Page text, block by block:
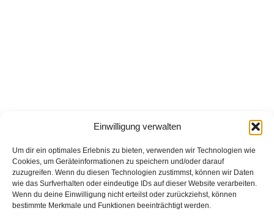
Einwilligung verwalten
Um dir ein optimales Erlebnis zu bieten, verwenden wir Technologien wie
Cookies, um Geräteinformationen zu speichern und/oder darauf
zuzugreifen. Wenn du diesen Technologien zustimmst, können wir Daten
wie das Surfverhalten oder eindeutige IDs auf dieser Website verarbeiten.
Wenn du deine Einwilligung nicht erteilst oder zurückziehst, können
bestimmte Merkmale und Funktionen beeinträchtigt werden.